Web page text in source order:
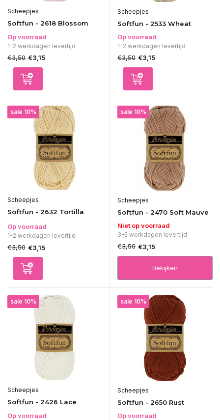
Scheepjes
Softfun - 2618 Blossom
Op voorraad
1-2 werkdagen levertijd
€3,50 €3,15
Scheepjes
Softfun - 2533 Wheat
Op voorraad
1-2 werkdagen levertijd
€3,50 €3,15
sale 10%
Scheepjes
Softfun - 2632 Tortilla
Op voorraad
1-2 werkdagen levertijd
€3,50 €3,15
sale 10%
Scheepjes
Softfun - 2470 Soft Mauve
Niet op voorraad
3-5 werkdagen levertijd
€3,50 €3,15
Bekijken
sale 10%
Scheepjes
Softfun - 2426 Lace
Op voorraad
sale 10%
Scheepjes
Softfun - 2650 Rust
Op voorraad